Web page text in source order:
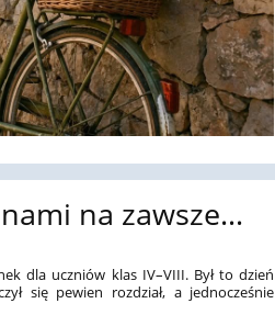
na zawsze…
dla uczniów klas IV–VIII. Był to dzień
się pewien rozdział, a jednocześnie